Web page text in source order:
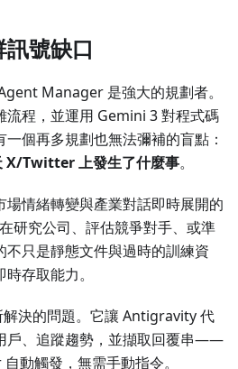
號缺口
Manager 是強大的規劃者。
流程，並運用 Gemini 3 對程式碼
個再多規劃也無法彌補的盲點：
X/Twitter 上發生了什麼事。
情緒轉變與產業對話即時展開的
研究公司、評估競爭對手、或準
只是靜態文件與過時的訓練資
時存取能力。
解決的問題。它讓 Antigravity 代
戶、追蹤趨勢，並擷取回覆串——
動觸發，無需手動指令。